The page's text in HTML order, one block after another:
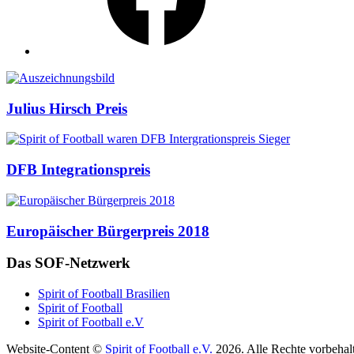
Auszeichnungen
Julius Hirsch Preis
DFB Integrationspreis
Europäischer Bürgerpreis 2018
Das SOF-Netzwerk
Spirit of Football Brasilien
Spirit of Football
Spirit of Football e.V
Website-Content © Spirit of Football e.V. 2026. Alle Rechte